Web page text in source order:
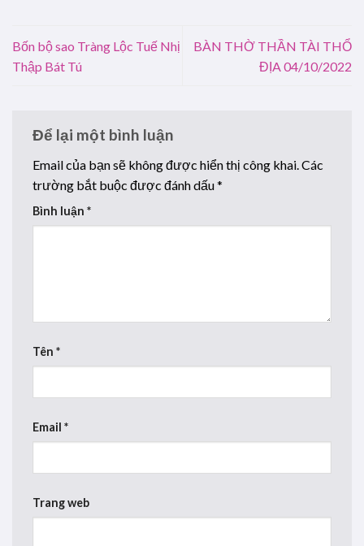
Bốn bộ sao Tràng Lộc Tuế Nhị
Thập Bát Tú
BÀN THỜ THẦN TÀI THỔ
ĐỊA 04/10/2022
Để lại một bình luận
Email của bạn sẽ không được hiển thị công khai.Các
trường bắt buộc được đánh dấu*
Bình luận *
Tên *
Email *
Trang web